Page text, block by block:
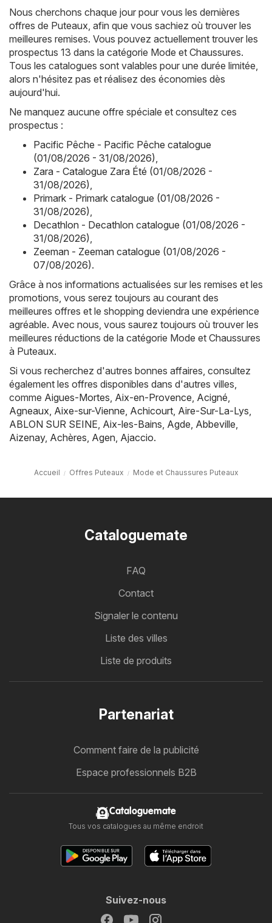
Nous cherchons chaque jour pour vous les dernières
offres de Puteaux, afin que vous sachiez où trouver les
meilleures remises. Vous pouvez actuellement trouver les
prospectus 13 dans la catégorie Mode et Chaussures.
Tous les catalogues sont valables pour une durée limitée,
alors n'hésitez pas et réalisez des économies dès
aujourd'hui.
Ne manquez aucune offre spéciale et consultez ces
prospectus :
Pacific Pêche - Pacific Pêche catalogue
(01/08/2026 - 31/08/2026),
Zara - Catalogue Zara Été (01/08/2026 -
31/08/2026),
Primark - Primark catalogue (01/08/2026 -
31/08/2026),
Decathlon - Decathlon catalogue (01/08/2026 -
31/08/2026),
Zeeman - Zeeman catalogue (01/08/2026 -
07/08/2026).
Grâce à nos informations actualisées sur les remises et les
promotions, vous serez toujours au courant des
meilleures offres et le shopping deviendra une expérience
agréable. Avec nous, vous saurez toujours où trouver les
meilleures réductions de la catégorie Mode et Chaussures
à Puteaux.
Si vous recherchez d'autres bonnes affaires, consultez
également les offres disponibles dans d'autres villes,
comme Aigues-Mortes, Aix-en-Provence, Acigné,
Agneaux, Aixe-sur-Vienne, Achicourt, Aire-Sur-La-Lys,
ABLON SUR SEINE, Aix-les-Bains, Agde, Abbeville,
Aizenay, Achères, Agen, Ajaccio.
Accueil Offres Puteaux Mode et Chaussures Puteaux
Cataloguemate
FAQ
Contact
Signaler le contenu
Liste des villes
Liste de produits
Partenariat
Comment faire de la publicité
Espace professionnels B2B
Cataloguemate
Tous vos catalogues au même endroit
Suivez-nous